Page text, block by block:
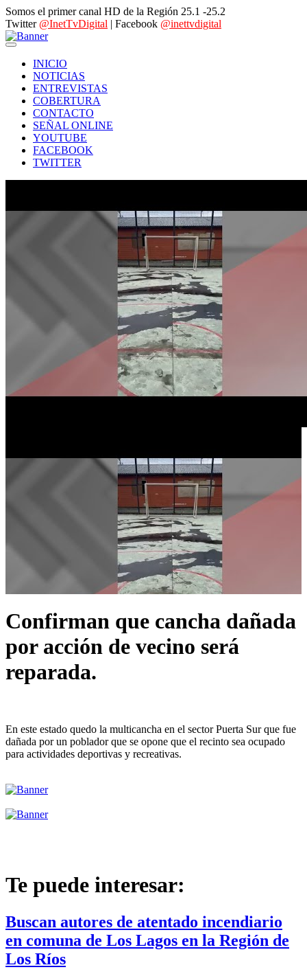
Somos el primer canal HD de la Región 25.1 -25.2
Twitter @InetTvDigital | Facebook @inettvdigital
INICIO
NOTICIAS
ENTREVISTAS
COBERTURA
CONTACTO
SEÑAL ONLINE
YOUTUBE
FACEBOOK
TWITTER
Confirman que cancha dañada
por acción de vecino será
reparada.
En este estado quedo la multicancha en el sector Puerta Sur que fue
dañada por un poblador que se opone que el recinto sea ocupado
para actividades deportivas y recreativas.
Te puede interesar:
Buscan autores de atentado incendiario
en comuna de Los Lagos en la Región de
Los Ríos